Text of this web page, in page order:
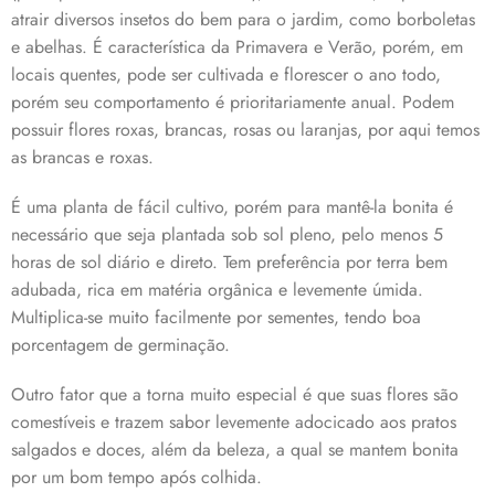
atrair diversos insetos do bem para o jardim, como borboletas
e abelhas. É característica da Primavera e Verão, porém, em
locais quentes, pode ser cultivada e florescer o ano todo,
porém seu comportamento é prioritariamente anual. Podem
possuir flores roxas, brancas, rosas ou laranjas, por aqui temos
as brancas e roxas.
É uma planta de fácil cultivo, porém para mantê-la bonita é
necessário que seja plantada sob sol pleno, pelo menos 5
horas de sol diário e direto. Tem preferência por terra bem
adubada, rica em matéria orgânica e levemente úmida.
Multiplica-se muito facilmente por sementes, tendo boa
porcentagem de germinação.
Outro fator que a torna muito especial é que suas flores são
comestíveis e trazem sabor levemente adocicado aos pratos
salgados e doces, além da beleza, a qual se mantem bonita
por um bom tempo após colhida.